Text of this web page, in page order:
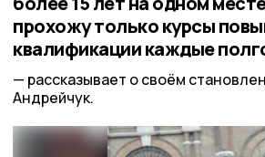
прохожу только курсы
квалификации каждые
рассказывает о своём
Андрейчук.